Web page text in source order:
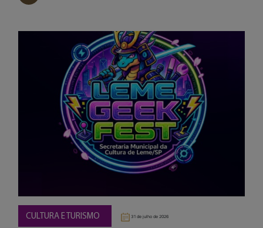
CULTURA E TURISMO 31 de julho de 2026